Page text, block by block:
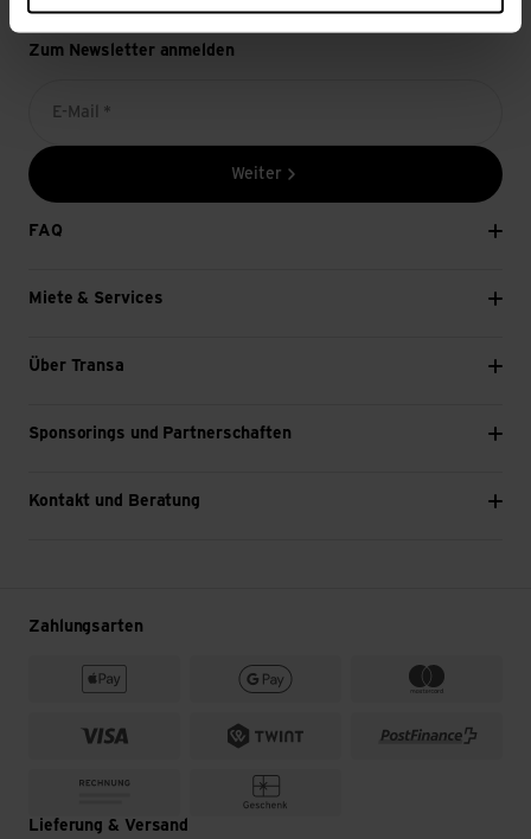
Zum Newsletter anmelden
E-Mail *
Weiter
FAQ
Miete & Services
Über Transa
Sponsorings und Partnerschaften
Kontakt und Beratung
Zahlungsarten
Lieferung & Versand